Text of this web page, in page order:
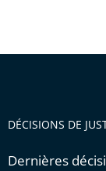
DÉCISIONS DE
Dernières